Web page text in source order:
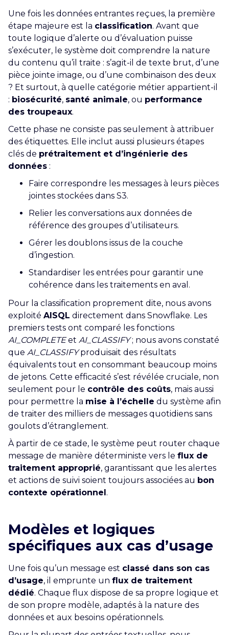
Une fois les données entrantes reçues, la première
étape majeure est la classification. Avant que
toute logique d’alerte ou d’évaluation puisse
s’exécuter, le système doit comprendre la nature
du contenu qu’il traite : s’agit-il de texte brut, d’une
pièce jointe image, ou d’une combinaison des deux
? Et surtout, à quelle catégorie métier appartient-il
: biosécurité, santé animale, ou performance
des troupeaux.
Cette phase ne consiste pas seulement à attribuer
des étiquettes. Elle inclut aussi plusieurs étapes
clés de prétraitement et d’ingénierie des
données :
Faire correspondre les messages à leurs pièces
jointes stockées dans S3.
Relier les conversations aux données de
référence des groupes d’utilisateurs.
Gérer les doublons issus de la couche
d’ingestion.
Standardiser les entrées pour garantir une
cohérence dans les traitements en aval.
Pour la classification proprement dite, nous avons
exploité AISQL directement dans Snowflake. Les
premiers tests ont comparé les fonctions
AI_COMPLETEet AI_CLASSIFY; nous avons constaté
que AI_CLASSIFYproduisait des résultats
équivalents tout en consommant beaucoup moins
de jetons. Cette efficacité s’est révélée cruciale, non
seulement pour le contrôle des coûts, mais aussi
pour permettre la mise à l’échelle du système afin
de traiter des milliers de messages quotidiens sans
goulots d’étranglement.
À partir de ce stade, le système peut router chaque
message de manière déterministe vers le flux de
traitement approprié, garantissant que les alertes
et actions de suivi soient toujours associées au bon
contexte opérationnel.
Modèles et logiques
spécifiques aux cas d’usage
Une fois qu’un message est classé dans son cas
d’usage, il emprunte un flux de traitement
dédié. Chaque flux dispose de sa propre logique et
de son propre modèle, adaptés à la nature des
données et aux besoins opérationnels.